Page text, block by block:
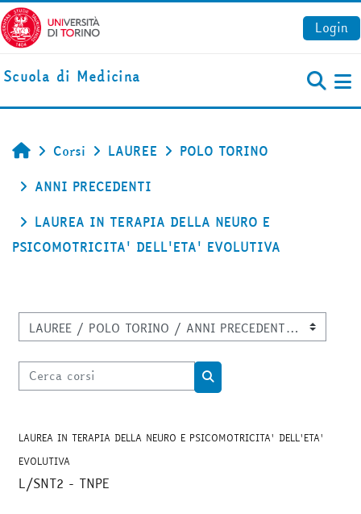
Vai al contenuto principale
Login
Scuola di Medicina
Home
Corsi LAUREE
POLO TORINO
ANNI PRECEDENTI
LAUREA IN TERAPIA DELLA NEURO E
PSICOMOTRICITA' DELL'ETA' EVOLUTIVA
Categorie di corso
Cerca corsi
Cerca corsi
LAUREA IN TERAPIA DELLA NEURO E PSICOMOTRICITA' DELL'ETA'
EVOLUTIVA
L/SNT2 - TNPE